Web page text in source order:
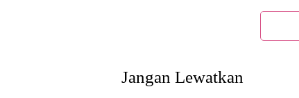
Jangan Lewatkan